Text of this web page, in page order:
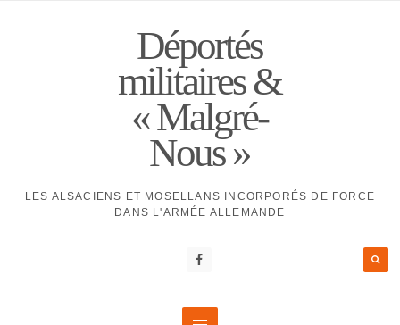
Déportés
militaires &
« Malgré-
Nous »
LES ALSACIENS ET MOSELLANS INCORPORÉS DE FORCE
DANS L'ARMÉE ALLEMANDE